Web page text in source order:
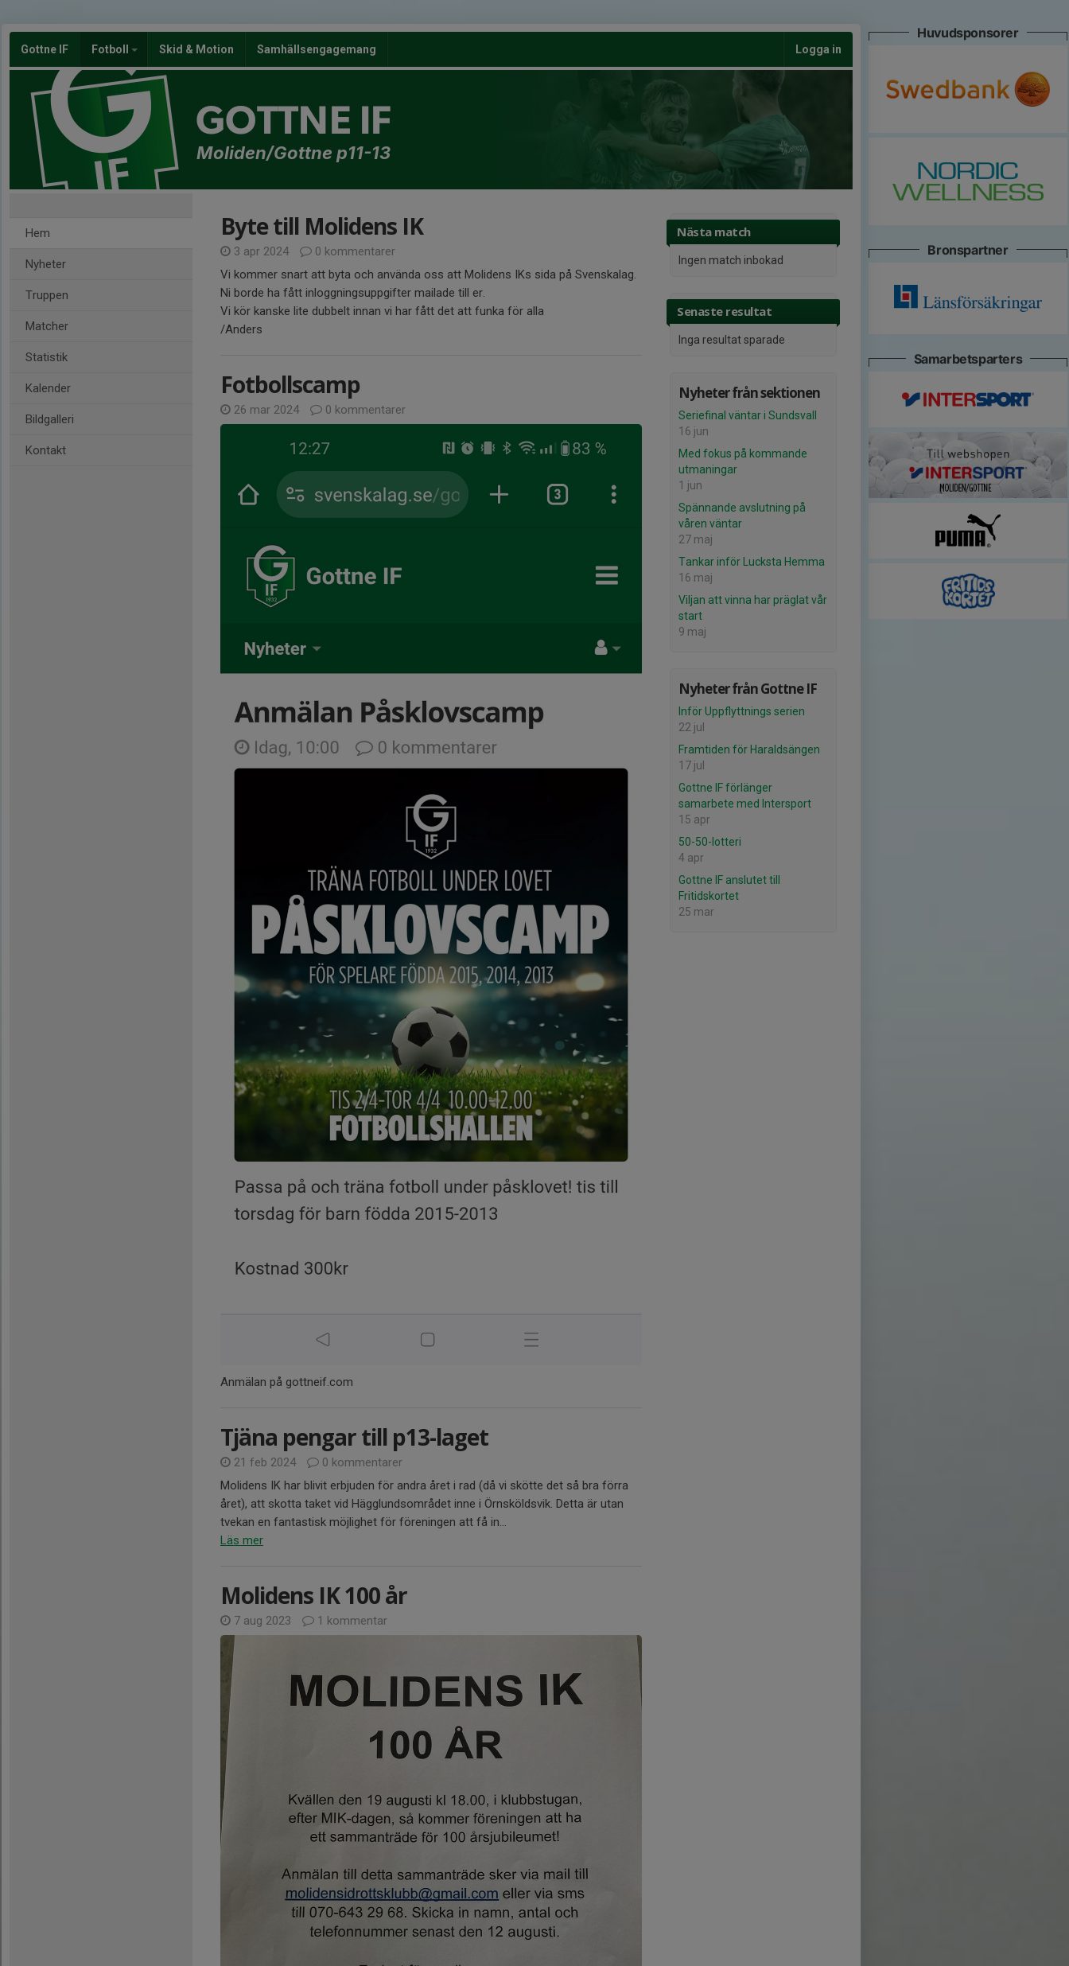
Gottne IF Fotboll Skid & Motion Samhällsengagemang Logga in
GOTTNE IF
Moliden/Gottne p11-13
Hem
Nyheter
Truppen
Matcher
Statistik
Kalender
Bildgalleri
Kontakt
Nästa match
Ingen match inbokad
Senaste resultat
Inga resultat sparade
Nyheter från sektionen
Seriefinal väntar i Sundsvall
16 jun
Med fokus på kommande
utmaningar
1 jun
Spännande avslutning på
våren väntar
27 maj
Tankar inför Lucksta Hemma
16 maj
Viljan att vinna har präglat vår
start
9 maj
Nyheter från Gottne IF
Inför Uppflyttnings serien
22 jul
Framtiden för Haraldsängen
17 jul
Gottne IF förlänger
samarbete med Intersport
15 apr
50-50-lotteri
4 apr
Gottne IF anslutet till
Fritidskortet
25 mar
Byte till Molidens IK
3 apr 2024
0 kommentarer
Vi kommer snart att byta och använda oss att Molidens IKs sida på Svenskalag.
Ni borde ha fått inloggningsuppgifter mailade till er.
Vi kör kanske lite dubbelt innan vi har fått det att funka för alla
/Anders
Fotbollscamp
26 mar 2024 0 kommentarer
Anmälan på gottneif.com
Tjäna pengar till p13-laget
21 feb 2024
0 kommentarer
Molidens IK har blivit erbjuden för andra året i rad (då vi skötte det så bra förra
året), att skotta taket vid Hägglundsområdet inne i Örnsköldsvik. Detta är utan
tvekan en fantastisk möjlighet för föreningen att få in...
Läs mer
Molidens IK 100 år
7 aug 2023 1 kommentar
Huvudsponsorer
Bronspartner
Samarbetsparters